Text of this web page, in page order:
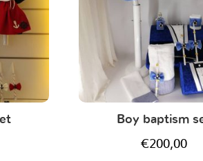
Boy baptism
€200,00